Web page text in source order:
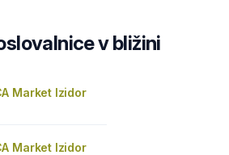
v bližini
Market Izidor
Market Izidor